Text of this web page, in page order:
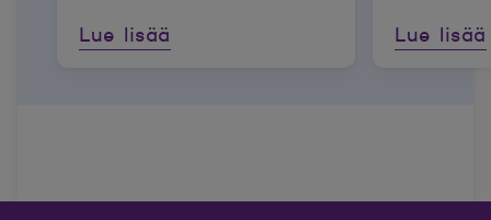
Lue lisää Lue lisää